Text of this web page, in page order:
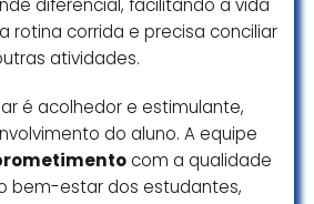
diferencial, facilitando a vida
rotina corrida e precisa conciliar
atividades.
é acolhedor e estimulante,
do aluno. A equipe
com a qualidade
bem-estar dos estudantes,